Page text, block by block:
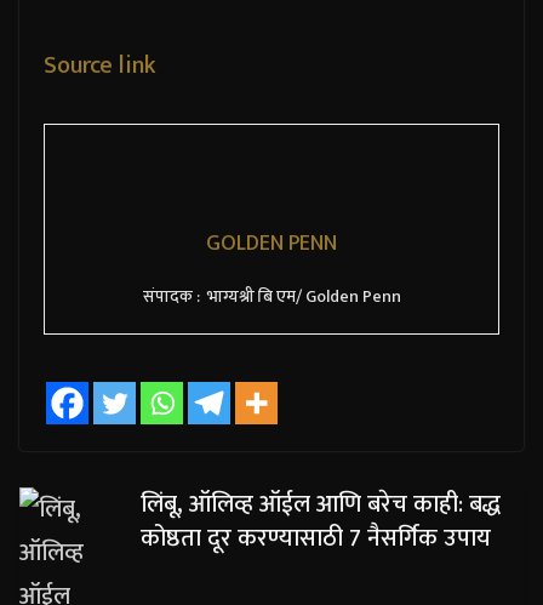
Source link
GOLDEN PENN
संपादक : भाग्यश्री बि एम/ Golden Penn
लिंबू, ऑलिव्ह ऑईल आणि बरेच काही: बद्ध
कोष्ठता दूर करण्यासाठी 7 नैसर्गिक उपाय